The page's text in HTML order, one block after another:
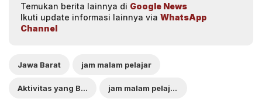
Temukan berita lainnya di Google News
Ikuti update informasi lainnya via WhatsApp
Channel
Jawa Barat jam malam pelajar
Aktivitas yang Boleh Dilakukan Saat Jam Malam Pelajar di Jawa Barat jam malam pelajar di jawa barat